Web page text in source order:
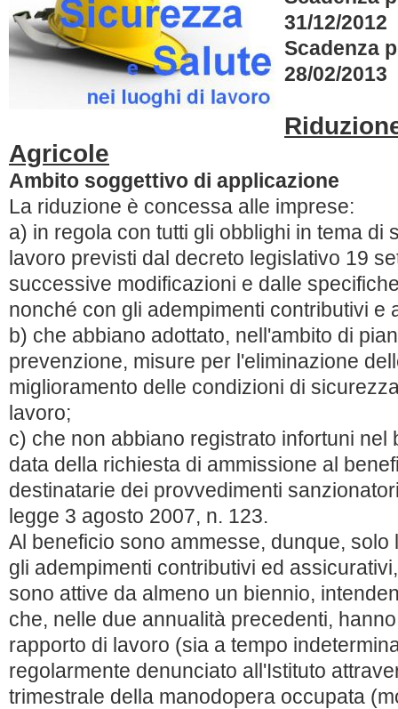
31/12/2012
Scadenza
28/02/2013
Agricole
Ambito soggettivo di applicazione
La riduzione è concessa alle imprese:
a) in regola con tutti gli obblighi in tema di
lavoro previsti dal decreto legislativo 19
successive modificazioni e dalle
nonché con gli adempimenti contributivi e
b) che abbiano adottato, nell'ambito di
prevenzione, misure per l'eliminazione
miglioramento delle condizioni di
lavoro;
c) che non abbiano registrato infortuni nel
data della richiesta di ammissione al
destinatarie dei provvedimenti
legge 3 agosto 2007, n. 123.
Al beneficio sono ammesse, dunque,
gli adempimenti contributivi ed
sono attive da almeno un biennio,
che, nelle due annualità precedenti,
rapporto di lavoro (sia a tempo
regolarmente denunciato all'Istituto
trimestrale della manodopera occupata